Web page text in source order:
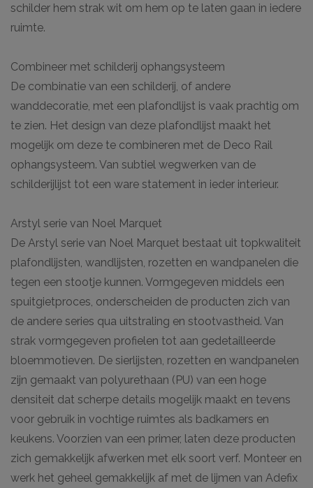
schilder hem strak wit om hem op te laten gaan in iedere
ruimte.
Combineer met schilderij ophangsysteem
De combinatie van een schilderij, of andere
wanddecoratie, met een plafondlijst is vaak prachtig om
te zien. Het design van deze plafondlijst maakt het
mogelijk om deze te combineren met de Deco Rail
ophangsysteem. Van subtiel wegwerken van de
schilderijlijst tot een ware statement in ieder interieur.
Arstyl serie van Noel Marquet
De Arstyl serie van Noel Marquet bestaat uit topkwaliteit
plafondlijsten, wandlijsten, rozetten en wandpanelen die
tegen een stootje kunnen. Vormgegeven middels een
spuitgietproces, onderscheiden de producten zich van
de andere series qua uitstraling en stootvastheid. Van
strak vormgegeven profielen tot aan gedetailleerde
bloemmotieven. De sierlijsten, rozetten en wandpanelen
zijn gemaakt van polyurethaan (PU) van een hoge
densiteit dat scherpe details mogelijk maakt en tevens
voor gebruik in vochtige ruimtes als badkamers en
keukens. Voorzien van een primer, laten deze producten
zich gemakkelijk afwerken met elk soort verf. Monteer en
werk het geheel gemakkelijk af met de lijmen van Adefix